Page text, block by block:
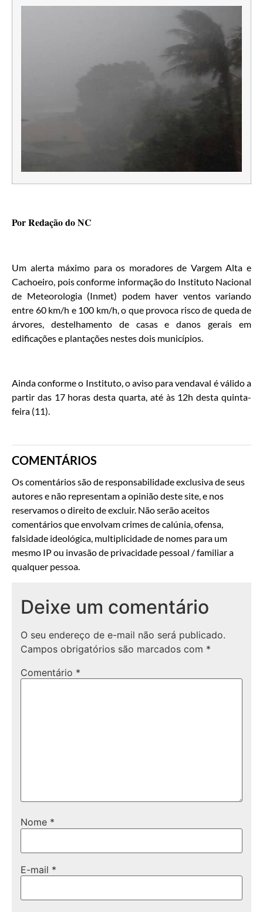
Por Redação do NC
Um alerta máximo para os moradores de Vargem Alta e
Cachoeiro, pois conforme informação do Instituto Nacional
de Meteorologia (Inmet) podem haver ventos variando
entre 60 km/h e 100 km/h, o que provoca risco de queda de
árvores, destelhamento de casas e danos gerais em
edificações e plantações nestes dois municípios.
Ainda conforme o Instituto, o aviso para vendaval é válido a
partir das 17 horas desta quarta, até às 12h desta quinta-
feira (11).
COMENTÁRIOS
Os comentários são de responsabilidade exclusiva de seus
autores e não representam a opinião deste site, e nos
reservamos o direito de excluir. Não serão aceitos
comentários que envolvam crimes de calúnia, ofensa,
falsidade ideológica, multiplicidade de nomes para um
mesmo IP ou invasão de privacidade pessoal / familiar a
qualquer pessoa.
Deixe um comentário
O seu endereço de e-mail não será publicado.
Campos obrigatórios são marcados com *
Comentário *
Nome *
E-mail *